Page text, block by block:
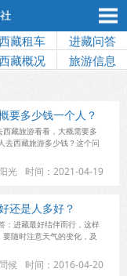
藏租车
进藏问答
藏概况 旅游信息
要多少钱一个人？
藏旅游看看，大概需要多
去西藏旅游多少钱？这个问
时间：2021-04-19
光
还是人多好？
：进藏最好结伴而行，这样
随时注意天气的变化，及
时间：2016-04-20
候